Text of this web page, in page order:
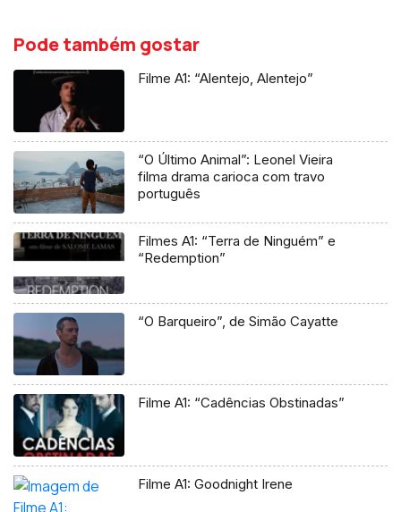
Pode também gostar
Filme A1: “Alentejo, Alentejo”
“O Último Animal”: Leonel Vieira
filma drama carioca com travo
português
Filmes A1: “Terra de Ninguém” e
“Redemption”
“O Barqueiro”, de Simão Cayatte
Filme A1: “Cadências Obstinadas”
Filme A1: Goodnight Irene